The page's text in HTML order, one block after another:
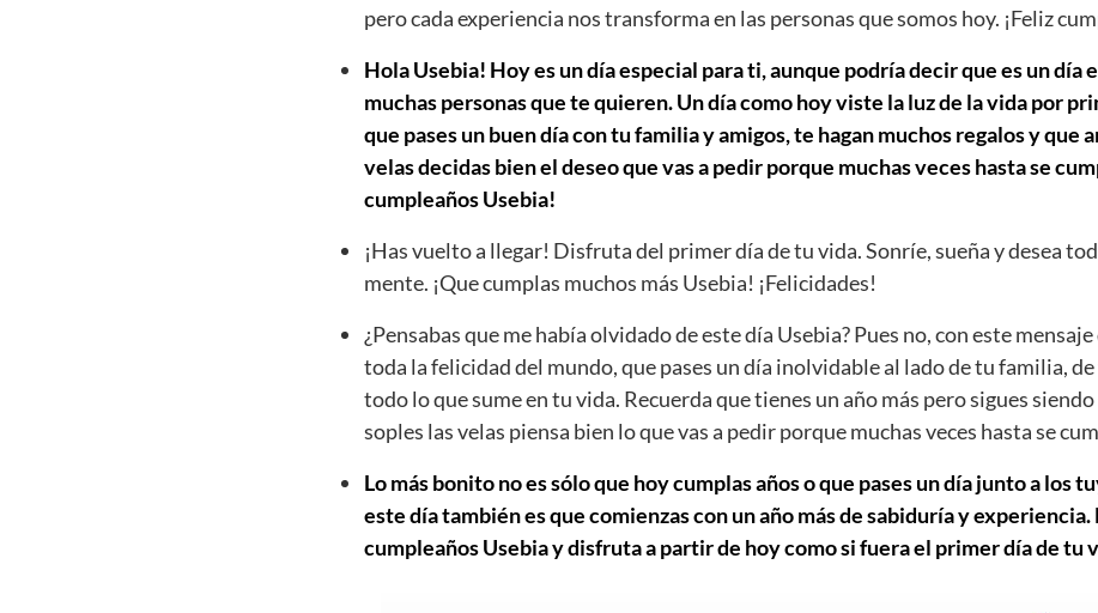
pero cada experiencia nos transforma en las personas que somos hoy. ¡Feliz
Hola Usebia! Hoy es un día especial para ti, aunque podría decir que es un día
muchas personas que te quieren. Un día como hoy viste la luz de la vida por
que pases un buen día con tu familia y amigos, te hagan muchos regalos y que
velas decidas bien el deseo que vas a pedir porque muchas veces hasta se
cumpleaños Usebia!
¡Has vuelto a llegar! Disfruta del primer día de tu vida. Sonríe, sueña y desea
mente. ¡Que cumplas muchos más Usebia! ¡Felicidades!
¿Pensabas que me había olvidado de este día Usebia? Pues no, con este
toda la felicidad del mundo, que pases un día inolvidable al lado de tu familia,
todo lo que sume en tu vida. Recuerda que tienes un año más pero sigues siendo
soples las velas piensa bien lo que vas a pedir porque muchas veces hasta se
Lo más bonito no es sólo que hoy cumplas años o que pases un día junto a los
este día también es que comienzas con un año más de sabiduría y
cumpleaños Usebia y disfruta a partir de hoy como si fuera el primer día de tu